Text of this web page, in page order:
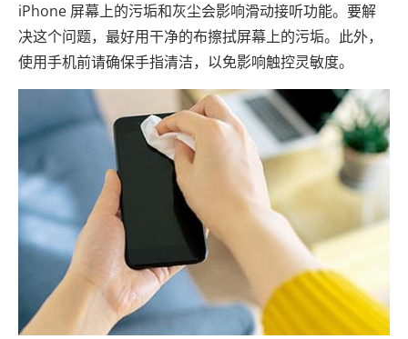
iPhone 屏幕上的污垢和灰尘会影响滑动接听功能。要解
决这个问题，最好用干净的布擦拭屏幕上的污垢。此外，
使用手机前请确保手指清洁，以免影响触控灵敏度。